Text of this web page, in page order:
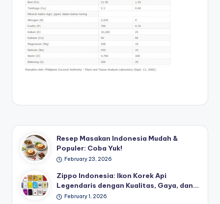
Resep Masakan Indonesia Mudah &
Populer: Coba Yuk!
February 23, 2026
Zippo Indonesia: Ikon Korek Api
Legendaris dengan Kualitas, Gaya, dan…
February 1, 2026